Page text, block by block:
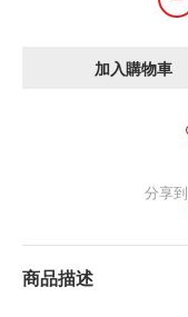
加入購物車
分享到
商品描述